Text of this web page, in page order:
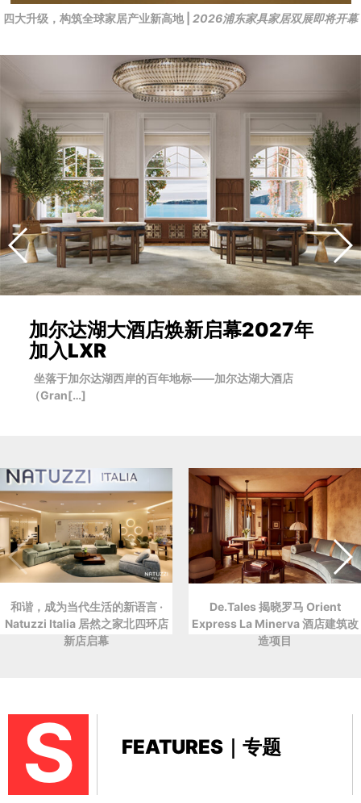
四大升级，构筑全球家居产业新高地 | 2026浦东家具家居双展即将开幕
加尔达湖大酒店焕新启幕2027年
加入LXR
坐落于加尔达湖西岸的百年地标——加尔达湖大酒店
（Gran[…]
和谐，成为当代生活的新语言 ·
Natuzzi Italia 居然之家北四环店
新店启幕
De.Tales 揭晓罗马 Orient
Express La Minerva 酒店建筑改
造项目
S FEATURES｜专题